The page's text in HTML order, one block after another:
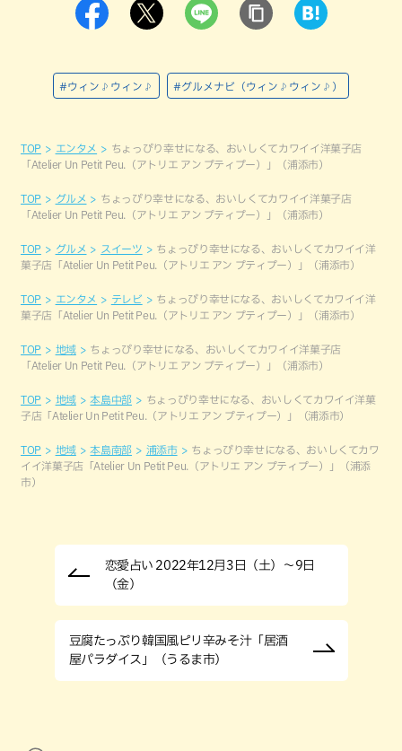
#ウィン♪ウィン♪ #グルメナビ（ウィン♪ウィン♪）
TOP エンタメ
ちょっぴり幸せになる、おいしくてカワイイ洋菓子店
「Atelier Un Petit Peu.（アトリエ アン プティプー）」（浦添市）
TOP グルメ
ちょっぴり幸せになる、おいしくてカワイイ洋菓子店
「Atelier Un Petit Peu.（アトリエ アン プティプー）」（浦添市）
TOP グルメ スイーツ
ちょっぴり幸せになる、おいしくてカワイイ洋
菓子店「Atelier Un Petit Peu.（アトリエ アン プティプー）」（浦添市）
TOP エンタメ テレビ
ちょっぴり幸せになる、おいしくてカワイイ洋
菓子店「Atelier Un Petit Peu.（アトリエ アン プティプー）」（浦添市）
TOP 地域
ちょっぴり幸せになる、おいしくてカワイイ洋菓子店
「Atelier Un Petit Peu.（アトリエ アン プティプー）」（浦添市）
TOP 地域 本島中部
ちょっぴり幸せになる、おいしくてカワイイ洋菓
子店「Atelier Un Petit Peu.（アトリエ アン プティプー）」（浦添市）
TOP 地域 本島南部 浦添市
ちょっぴり幸せになる、おいしくてカワ
イイ洋菓子店「Atelier Un Petit Peu.（アトリエ アン プティプー）」（浦添
市）
恋愛占い 2022年12月3日（土）～9日
（金）
豆腐たっぷり韓国風ピリ辛みそ汁「居酒
屋パラダイス」（うるま市）